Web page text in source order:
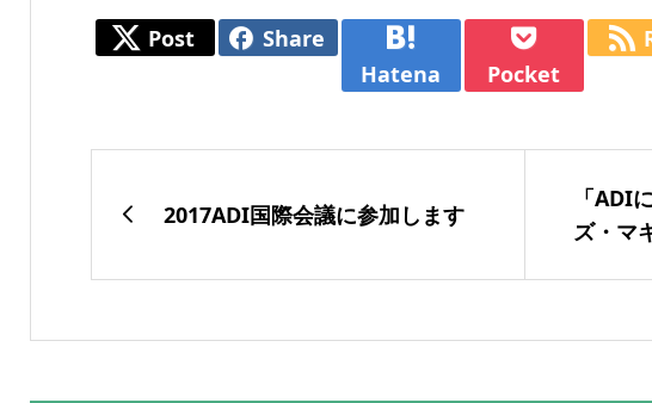
Post
Share
Hatena
Pocket
2017ADI国際会議に参加します
「ADI
ズ・マ